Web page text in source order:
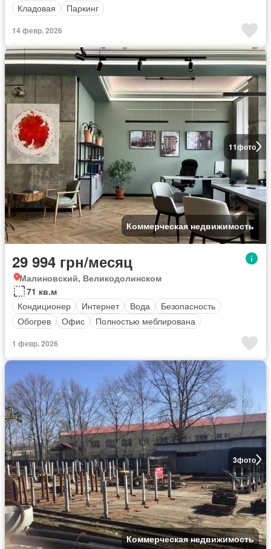
Кладовая
Паркинг
14 февр. 2026
11фото
Коммерческая недвижимость
29 994 грн/месяц
Малиновский, Великодолинском
71 кв.м
Кондиционер
Интернет Вода
Безопасность
Обогрев
Офис Полностью меблирована
1 февр. 2026
3фото
Коммерческая недвижимость